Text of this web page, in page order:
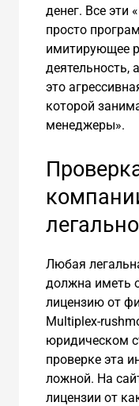
денег. Все эти
просто
имитирующее
деятельность,
это
которой
менеджеры».
Любая
должна иметь
лицензию от
Multiplex-
юридическом
проверке эта
ложной. На
лицензии от